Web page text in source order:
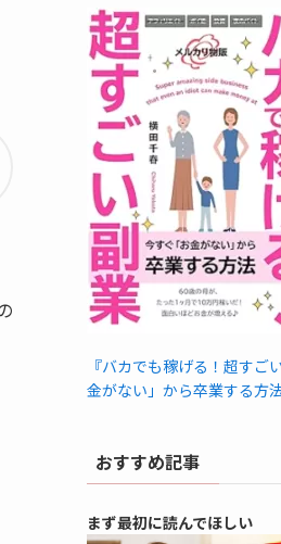
『バカでも稼げる！超すご
金がない」から卒業する方法
おすすめ記事
まず最初に読んでほしい